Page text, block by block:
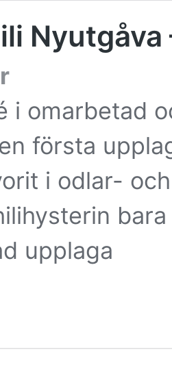
Nyutgåva
i omarbetad
första
i odlar-
upplaga